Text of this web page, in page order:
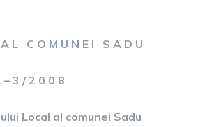
L C O M U N E I S A D U
3 / 2 0 0 8
Local al comunei Sadu